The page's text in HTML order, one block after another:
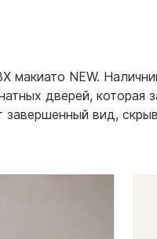
макиато NEW.
дверей, которая
вид,